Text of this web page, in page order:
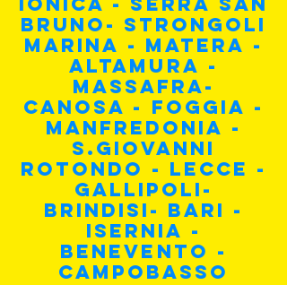
BRUNO- Strongoli
marina - MATERA -
ALTAMURA -
MASSAFRA-
CANOSA - FOGGIA -
MANFREDONIA -
S.Giovanni
ROTONDo - LECCE -
GALLIPOLI-
BRINDISI- BARI -
ISERNIA -
BENEVENTO -
CAMPOBASSO